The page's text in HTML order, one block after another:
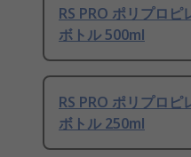
RS PRO ポリプロピ
ボトル 500ml
RS PRO ポリプロピ
ボトル 250ml